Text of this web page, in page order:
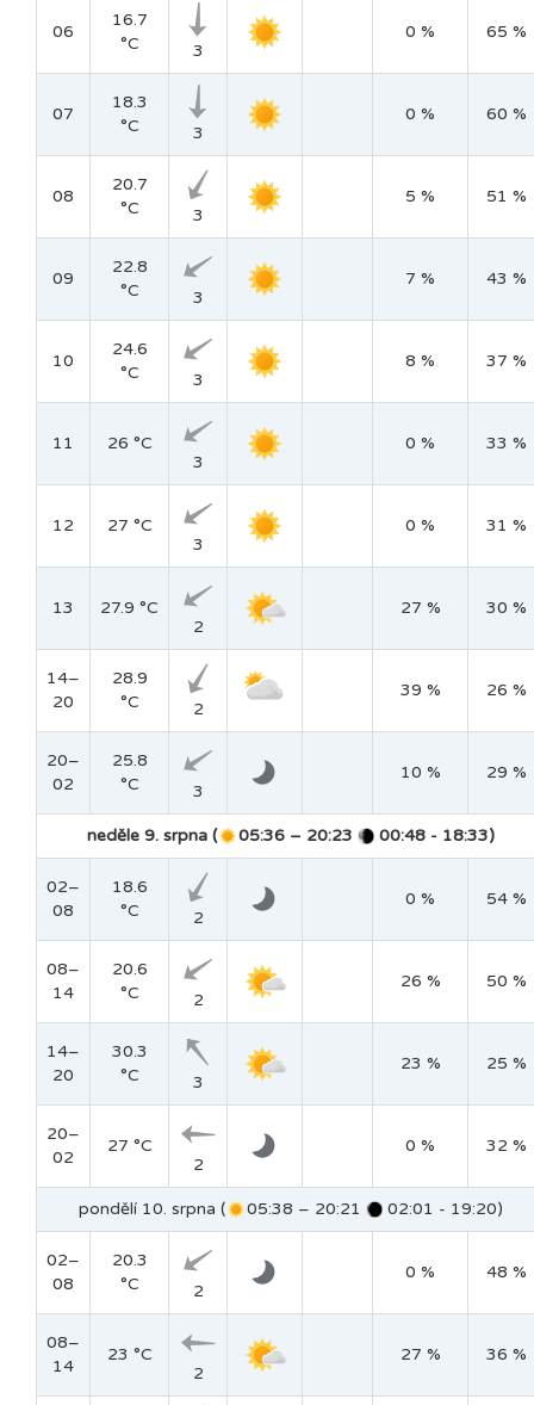
06
16.7
°C
3
0 % 65 %
07
18.3
°C
3
0 % 60 %
08
20.7
°C
3
5 % 51 %
09
22.8
°C
3
7 % 43 %
10
24.6
°C
3
8 % 37 %
11
26 °C
3
0 % 33 %
12
27 °C
3
0 % 31 %
13
27.9 °C
2
27 % 30 %
14–
20
28.9
°C
2
39 % 26 %
20–
02
25.8
°C
3
10 % 29 %
neděle 9. srpna ( 05:36 – 20:23 00:48 - 18:33)
02–
08
18.6
°C
2
0 % 54 %
08–
14
20.6
°C
2
26 % 50 %
14–
20
30.3
°C
3
23 % 25 %
20–
02
27 °C
2
0 % 32 %
pondělí 10. srpna ( 05:38 – 20:21 02:01 - 19:20)
02–
08
20.3
°C
2
0 % 48 %
08–
14
23 °C
2
27 % 36 %